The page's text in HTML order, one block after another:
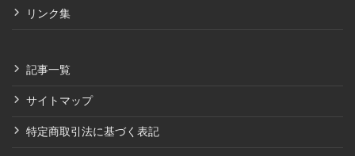
リンク集
記事一覧
サイトマップ
特定商取引法に基づく表記